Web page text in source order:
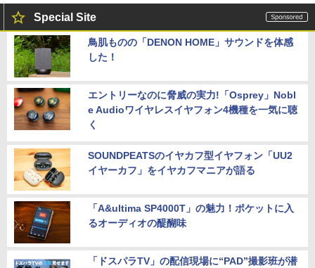
Special Site
鳥肌ものの「DENON HOME」サウンドを体感
した！
エントリーなのに脅威の実力!「Osprey」Nobl
e Audioワイヤレスイヤフォン4機種を一気に聴
く
SOUNDPEATSのイヤカフ型イヤフォン「UU2
イヤーカフ」をイヤカフマニアが語る
「A&ultima SP4000T」の魅力！ポケットに入
るオーディオの醍醐味
「ドスパラTV」の配信現場に“PAD”撮影班が潜